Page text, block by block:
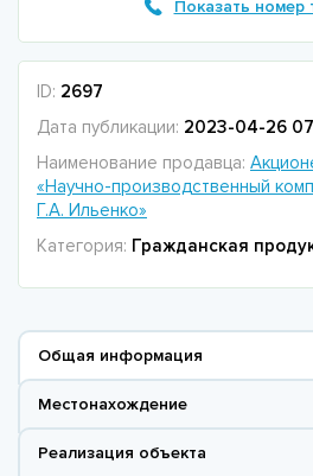
Показать номер
ID: 2697
Дата публикации: 2023-04-26
Наименование продавца:
«Научно-производственный
Г.А. Ильенко»
Категория: Гражданская
Общая информация
Местонахождение
Реализация объекта